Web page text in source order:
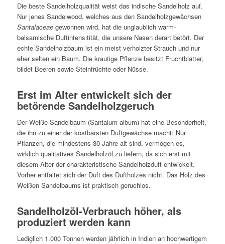
Die beste Sandelholzqualität weist das indische Sandelholz auf.
Nur jenes Sandelwood, welches aus den Sandelholzgewächsen
Santalaceae gewonnen wird, hat die unglaublich warm-
balsamische Duftintensitität, die unsere Nasen derart betört. Der
echte Sandelholzbaum ist ein meist verholzter Strauch und nur
eher selten ein Baum. Die krautige Pflanze besitzt Fruchtblätter,
bildet Beeren sowie Steinfrüchte oder Nüsse.
Erst im Alter entwickelt sich der
betörende Sandelholzgeruch
Der Weiße Sandelbaum (Santalum album) hat eine Besonderheit,
die ihn zu einer der kostbarsten Duftgewächse macht: Nur
Pflanzen, die mindestens 30 Jahre alt sind, vermögen es,
wirklich qualitatives Sandelholzöl zu liefern, da sich erst mit
diesem Alter der charakteristische Sandelholzduft entwickelt.
Vorher entfaltet sich der Duft des Duftholzes nicht. Das Holz des
Weißen Sandelbaums ist praktisch geruchlos.
Sandelholzöl-Verbrauch höher, als
produziert werden kann
Lediglich 1.000 Tonnen werden jährlich in Indien an hochwertigem